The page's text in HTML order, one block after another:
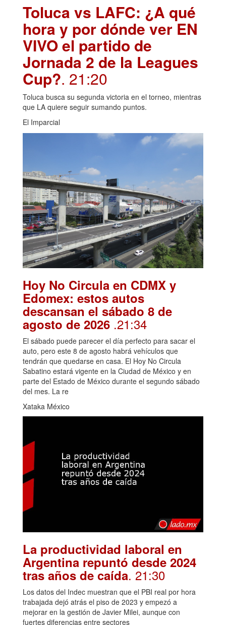
Toluca vs LAFC: ¿A qué
hora y por dónde ver EN
VIVO el partido de
Jornada 2 de la Leagues
Cup?. 21:20
Toluca busca su segunda victoria en el torneo, mientras
que LA quiere seguir sumando puntos.
El Imparcial
Hoy No Circula en CDMX y
Edomex: estos autos
descansan el sábado 8 de
agosto de 2026 .21:34
El sábado puede parecer el día perfecto para sacar el
auto, pero este 8 de agosto habrá vehículos que
tendrán que quedarse en casa. El Hoy No Circula
Sabatino estará vigente en la Ciudad de México y en
parte del Estado de México durante el segundo sábado
del mes. La re
Xataka México
La productividad laboral en
Argentina repuntó desde 2024
tras años de caída. 21:30
Los datos del Indec muestran que el PBI real por hora
trabajada dejó atrás el piso de 2023 y empezó a
mejorar en la gestión de Javier Milei, aunque con
fuertes diferencias entre sectores